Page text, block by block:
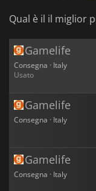
Qual è il il miglior
Gamelife
Consegna · Italy
Usato
Gamelife
Consegna · Italy
Gamelife
Consegna · Italy